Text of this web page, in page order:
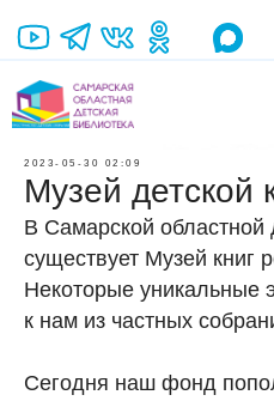
2023-05-30 02:09
Музей детской
В Самарской областной
существует Музей книг
Некоторые уникальные
к нам из частных
Сегодня наш фонд